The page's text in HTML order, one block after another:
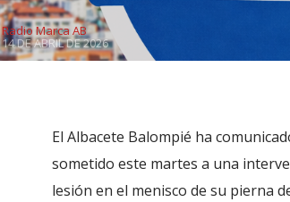
Radio Marca AB
14 DE ABRIL DE 2026
El Albacete Balompié ha
sometido este martes a una
lesión en el menisco de su pierna